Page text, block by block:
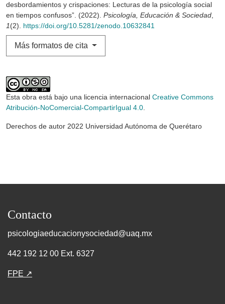
desbordamientos y crispaciones: Lecturas de la psicología social
en tiempos confusos”. (2022). Psicología, Educación & Sociedad,
1(2). https://doi.org/10.5281/zenodo.10632841
Más formatos de cita
Esta obra está bajo una licencia internacional Creative Commons
Atribución-NoComercial-CompartirIgual 4.0.
Derechos de autor 2022 Universidad Autónoma de Querétaro
Contacto
psicologiaeducacionysociedad@uaq.mx
442 192 12 00 Ext. 6327
FPE ↗